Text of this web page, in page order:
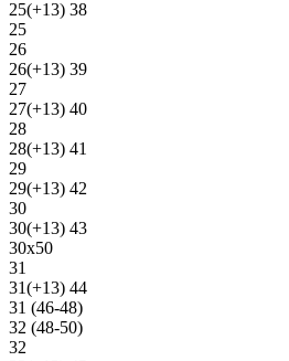
25(+13) 38
25
26
26(+13) 39
27
27(+13) 40
28
28(+13) 41
29
29(+13) 42
30
30(+13) 43
30х50
31
31(+13) 44
31 (46-48)
32 (48-50)
32